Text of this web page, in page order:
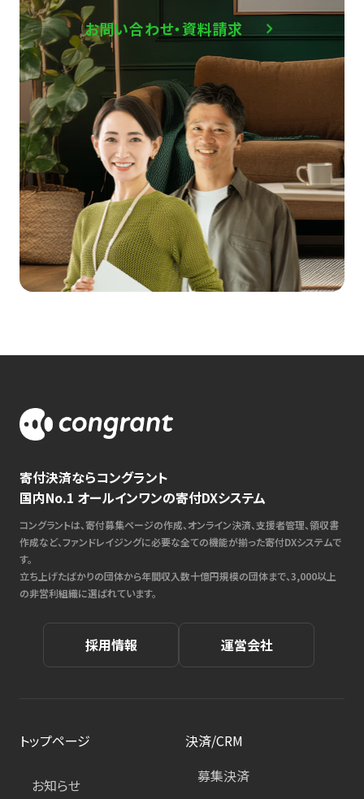
お問い合わせ・資料請求
寄付決済ならコングラント
国内No.1 オールインワンの寄付DXシステム
コングラントは、寄付募集ページの作成、オンライン決済、支援者管理、領収書
作成など、ファンドレイジングに必要な全ての機能が揃った寄付DXシステムで
す。
立ち上げたばかりの団体から年間収入数十億円規模の団体まで、3,000以上
の非営利組織に選ばれています。
採用情報 運営会社
トップページ
お知らせ
決済/CRM
募集決済